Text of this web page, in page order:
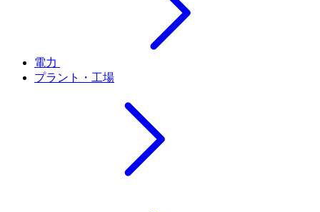
電力
プラント・工場